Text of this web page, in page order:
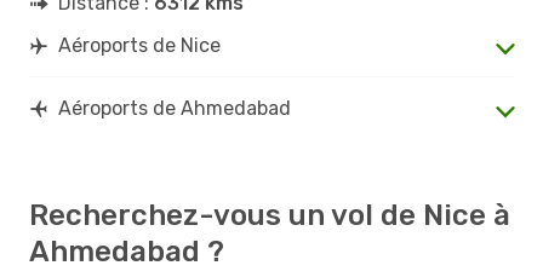
Aéroports de Nice
Aéroports de Ahmedabad
Recherchez-vous un vol de Nice à
Ahmedabad ?